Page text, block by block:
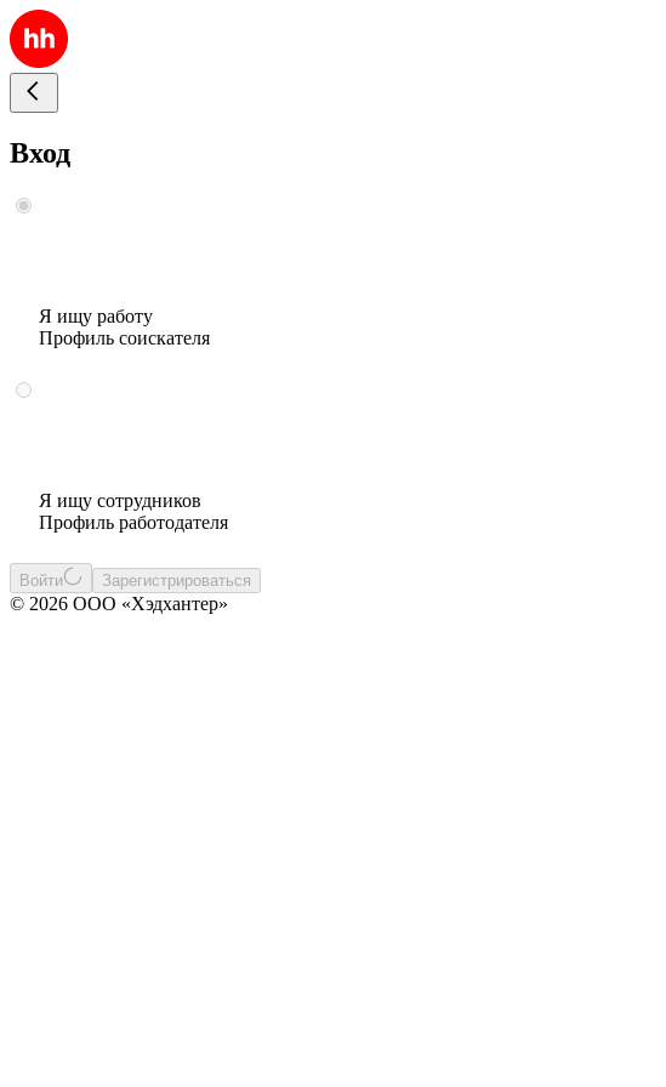
Вход
Я ищу работу
Профиль соискателя
Я ищу сотрудников
Профиль работодателя
Войти Зарегистрироваться
© 2026 ООО «Хэдхантер»